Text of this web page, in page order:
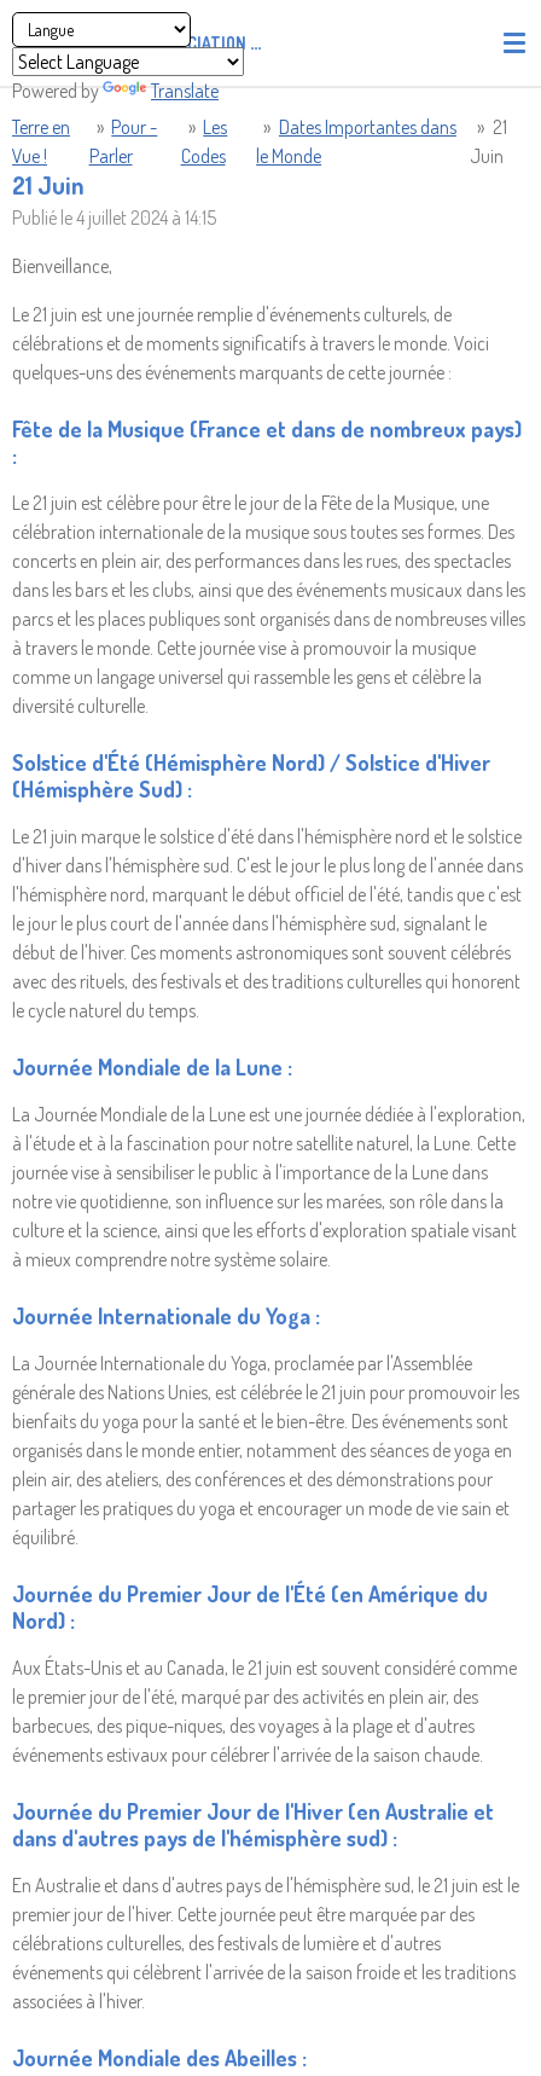
Powered by Translate
Passer
au
contenu
ASSOCIATION PIRATES' UNION OF LIGHT AND LOVE -
Terre en
Vue !
» Pour -
Parler
» Les
Codes
» Dates Importantes dans
le Monde
» 21
Juin
21 Juin
Publié le 4 juillet 2024 à 14:15
Bienveillance,
Le 21 juin est une journée remplie d'événements culturels, de
célébrations et de moments significatifs à travers le monde. Voici
quelques-uns des événements marquants de cette journée :
Fête de la Musique (France et dans de nombreux pays)
:
Le 21 juin est célèbre pour être le jour de la Fête de la Musique, une
célébration internationale de la musique sous toutes ses formes. Des
concerts en plein air, des performances dans les rues, des spectacles
dans les bars et les clubs, ainsi que des événements musicaux dans les
parcs et les places publiques sont organisés dans de nombreuses villes
à travers le monde. Cette journée vise à promouvoir la musique
comme un langage universel qui rassemble les gens et célèbre la
diversité culturelle.
Solstice d'Été (Hémisphère Nord) / Solstice d'Hiver
(Hémisphère Sud) :
Le 21 juin marque le solstice d'été dans l'hémisphère nord et le solstice
d'hiver dans l'hémisphère sud. C'est le jour le plus long de l'année dans
l'hémisphère nord, marquant le début officiel de l'été, tandis que c'est
le jour le plus court de l'année dans l'hémisphère sud, signalant le
début de l'hiver. Ces moments astronomiques sont souvent célébrés
avec des rituels, des festivals et des traditions culturelles qui honorent
le cycle naturel du temps.
Journée Mondiale de la Lune :
La Journée Mondiale de la Lune est une journée dédiée à l'exploration,
à l'étude et à la fascination pour notre satellite naturel, la Lune. Cette
journée vise à sensibiliser le public à l'importance de la Lune dans
notre vie quotidienne, son influence sur les marées, son rôle dans la
culture et la science, ainsi que les efforts d'exploration spatiale visant
à mieux comprendre notre système solaire.
Journée Internationale du Yoga :
La Journée Internationale du Yoga, proclamée par l'Assemblée
générale des Nations Unies, est célébrée le 21 juin pour promouvoir les
bienfaits du yoga pour la santé et le bien-être. Des événements sont
organisés dans le monde entier, notamment des séances de yoga en
plein air, des ateliers, des conférences et des démonstrations pour
partager les pratiques du yoga et encourager un mode de vie sain et
équilibré.
Journée du Premier Jour de l'Été (en Amérique du
Nord) :
Aux États-Unis et au Canada, le 21 juin est souvent considéré comme
le premier jour de l'été, marqué par des activités en plein air, des
barbecues, des pique-niques, des voyages à la plage et d'autres
événements estivaux pour célébrer l'arrivée de la saison chaude.
Journée du Premier Jour de l'Hiver (en Australie et
dans d'autres pays de l'hémisphère sud) :
En Australie et dans d'autres pays de l'hémisphère sud, le 21 juin est le
premier jour de l'hiver. Cette journée peut être marquée par des
célébrations culturelles, des festivals de lumière et d'autres
événements qui célèbrent l'arrivée de la saison froide et les traditions
associées à l'hiver.
Journée Mondiale des Abeilles :